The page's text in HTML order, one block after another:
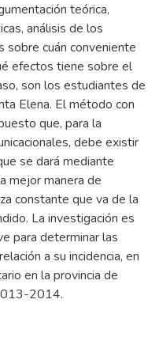
teórica,
análisis de los
sobre cuán conveniente
efectos tiene sobre el
son los estudiantes de
Elena. El método con
que, para la
debe existir
se dará mediante
mejor manera de
constante que va de la
La investigación es
para determinar las
a su incidencia, en
en la provincia de
2014.